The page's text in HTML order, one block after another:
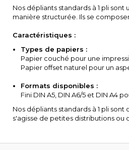
Nos dépliants standards à 1 pli
manière structurée. Ils se
Caractéristiques :
Types de papiers :
Papier couché pour une
Papier offset naturel pour un
Formats disponibles :
Fini DIN A5, DIN A6/5 et DIN A4
Nos dépliants standards à 1 pli
s'agisse de petites distributions ou